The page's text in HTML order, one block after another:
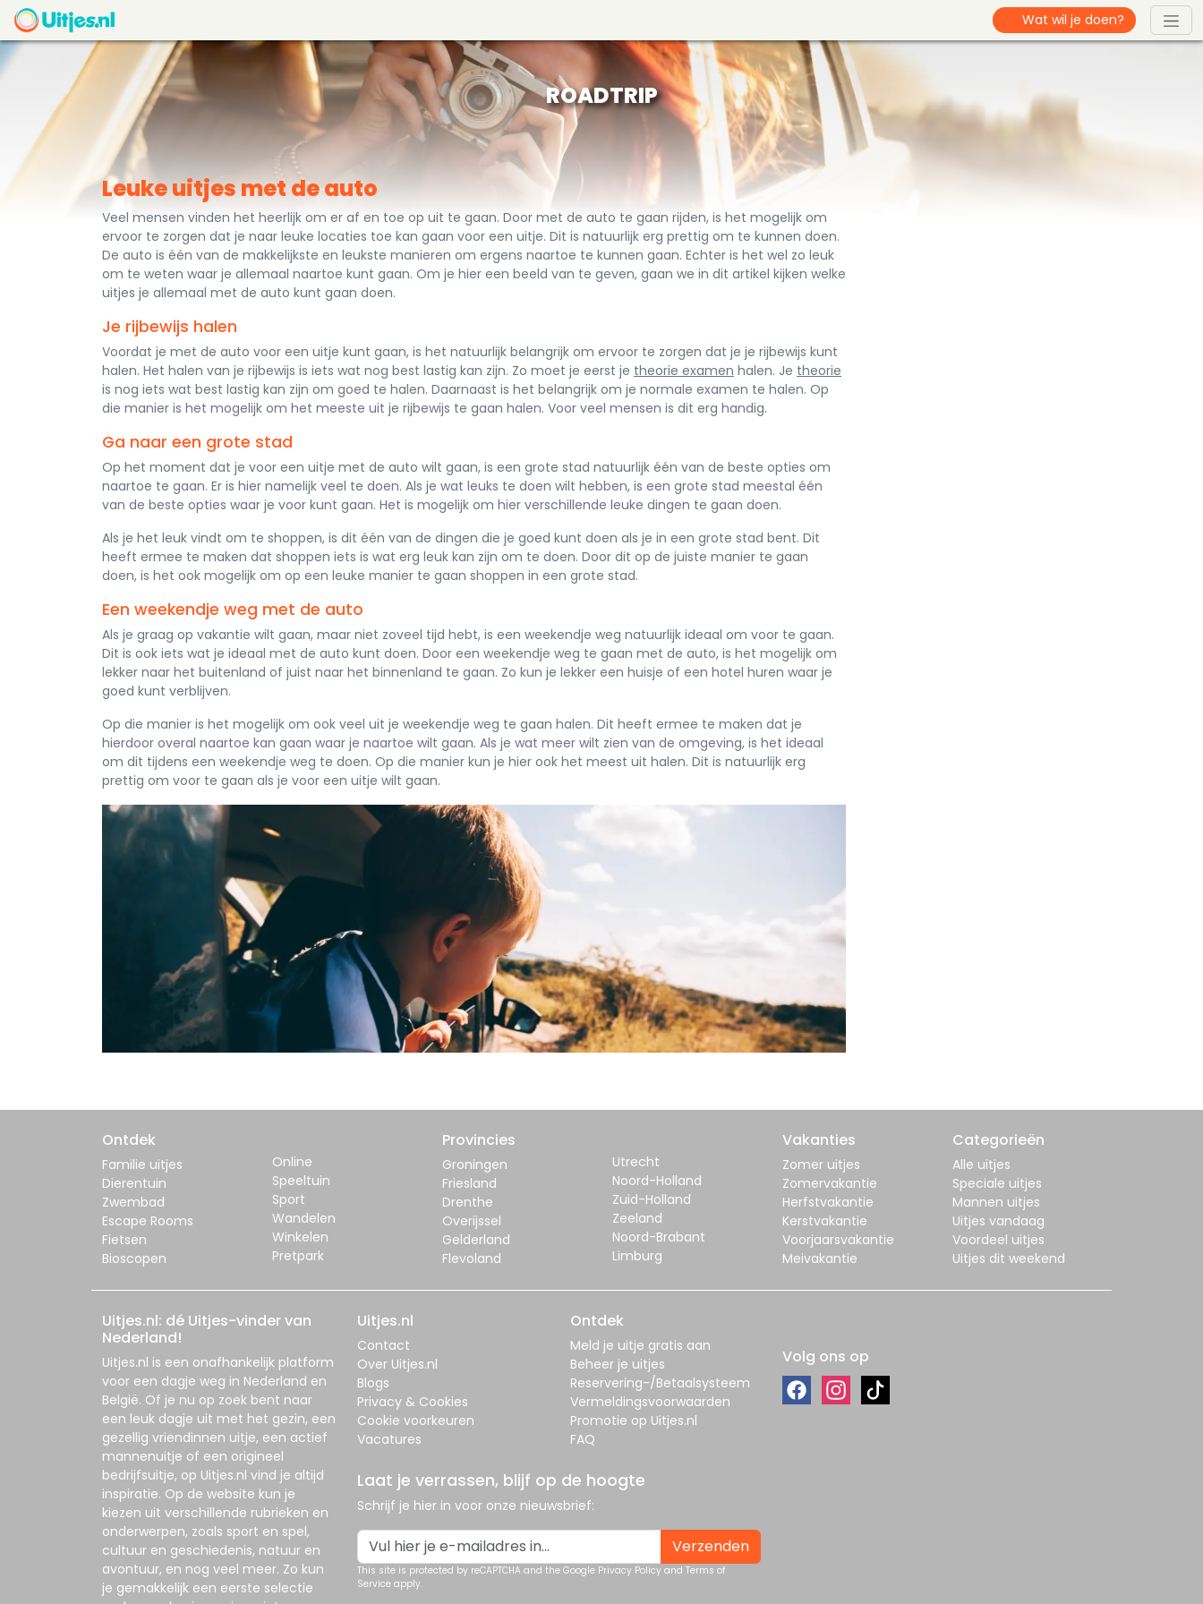
ROADTRIP
Leuke uitjes met de auto
Veel mensen vinden het heerlijk om er af en toe op uit te gaan. Door met de auto te gaan rijden, is het mogelijk om
ervoor te zorgen dat je naar leuke locaties toe kan gaan voor een uitje. Dit is natuurlijk erg prettig om te kunnen doen.
De auto is één van de makkelijkste en leukste manieren om ergens naartoe te kunnen gaan. Echter is het wel zo leuk
om te weten waar je allemaal naartoe kunt gaan. Om je hier een beeld van te geven, gaan we in dit artikel kijken welke
uitjes je allemaal met de auto kunt gaan doen.
Je rijbewijs halen
Voordat je met de auto voor een uitje kunt gaan, is het natuurlijk belangrijk om ervoor te zorgen dat je je rijbewijs kunt
halen. Het halen van je rijbewijs is iets wat nog best lastig kan zijn. Zo moet je eerst je theorie examen halen. Je theorie
is nog iets wat best lastig kan zijn om goed te halen. Daarnaast is het belangrijk om je normale examen te halen. Op
die manier is het mogelijk om het meeste uit je rijbewijs te gaan halen. Voor veel mensen is dit erg handig.
Ga naar een grote stad
Op het moment dat je voor een uitje met de auto wilt gaan, is een grote stad natuurlijk één van de beste opties om
naartoe te gaan. Er is hier namelijk veel te doen. Als je wat leuks te doen wilt hebben, is een grote stad meestal één
van de beste opties waar je voor kunt gaan. Het is mogelijk om hier verschillende leuke dingen te gaan doen.
Als je het leuk vindt om te shoppen, is dit één van de dingen die je goed kunt doen als je in een grote stad bent. Dit
heeft ermee te maken dat shoppen iets is wat erg leuk kan zijn om te doen. Door dit op de juiste manier te gaan
doen, is het ook mogelijk om op een leuke manier te gaan shoppen in een grote stad.
Een weekendje weg met de auto
Als je graag op vakantie wilt gaan, maar niet zoveel tijd hebt, is een weekendje weg natuurlijk ideaal om voor te gaan.
Dit is ook iets wat je ideaal met de auto kunt doen. Door een weekendje weg te gaan met de auto, is het mogelijk om
lekker naar het buitenland of juist naar het binnenland te gaan. Zo kun je lekker een huisje of een hotel huren waar je
goed kunt verblijven.
Op die manier is het mogelijk om ook veel uit je weekendje weg te gaan halen. Dit heeft ermee te maken dat je
hierdoor overal naartoe kan gaan waar je naartoe wilt gaan. Als je wat meer wilt zien van de omgeving, is het ideaal
om dit tijdens een weekendje weg te doen. Op die manier kun je hier ook het meest uit halen. Dit is natuurlijk erg
prettig om voor te gaan als je voor een uitje wilt gaan.
Ontdek
Familie uitjes
Dierentuin
Zwembad
Escape Rooms
Fietsen
Bioscopen
Online
Speeltuin
Sport
Wandelen
Winkelen
Pretpark
Provincies
Groningen
Friesland
Drenthe
Overijssel
Gelderland
Flevoland
Utrecht
Noord-Holland
Zuid-Holland
Zeeland
Noord-Brabant
Limburg
Vakanties
Zomer uitjes
Zomervakantie
Herfstvakantie
Kerstvakantie
Voorjaarsvakantie
Meivakantie
Categorieën
Alle uitjes
Speciale uitjes
Mannen uitjes
Uitjes vandaag
Voordeel uitjes
Uitjes dit weekend
Uitjes.nl: dé Uitjes-vinder van
Nederland!
Uitjes.nl is een onafhankelijk platform
voor een dagje weg in Nederland en
België. Of je nu op zoek bent naar
een leuk dagje uit met het gezin, een
gezellig vriendinnen uitje, een actief
mannenuitje of een origineel
bedrijfsuitje, op Uitjes.nl vind je altijd
inspiratie. Op de website kun je
kiezen uit verschillende rubrieken en
onderwerpen, zoals sport en spel,
cultuur en geschiedenis, natuur en
avontuur, en nog veel meer. Zo kun
je gemakkelijk een eerste selectie
Uitjes.nl
Contact
Over Uitjes.nl
Blogs
Privacy & Cookies
Cookie voorkeuren
Vacatures
Ontdek
Meld je uitje gratis aan
Beheer je uitjes
Reservering-/Betaalsysteem
Vermeldingsvoorwaarden
Promotie op Uitjes.nl
FAQ
Laat je verrassen, blijf op de hoogte
Schrijf je hier in voor onze nieuwsbrief:
Verzenden
This site is protected by reCAPTCHA and the Google Privacy Policy and Terms of
Service apply.
Volg ons op